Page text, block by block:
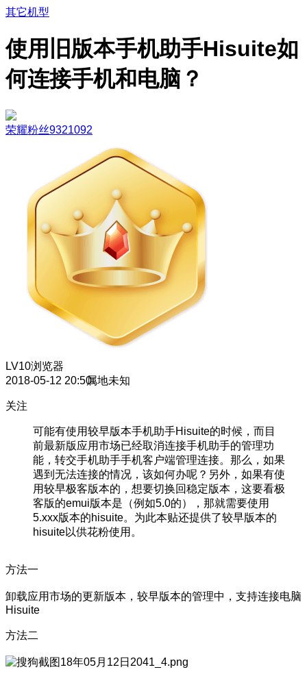
其它机型
使用旧版本手机助手Hisuite如
何连接手机和电脑？
荣耀粉丝9321092
LV10浏览器
2018-05-12 20:50属地未知
关注
可能有使用较早版本手机助手Hisuite的时候，而目
前最新版应用市场已经取消连接手机助手的管理功
能，转交手机助手手机客户端管理连接。那么，如果
遇到无法连接的情况，该如何办呢？另外，如果有使
用较早极客版本的，想要切换回稳定版本，这要看极
客版的emui版本是（例如5.0的），那就需要使用
5.xxx版本的hisuite。为此本贴还提供了较早版本的
hisuite以供花粉使用。
方法一
卸载应用市场的更新版本，较早版本的管理中，支持连接电脑
Hisuite
方法二